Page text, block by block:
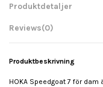
Produktdetaljer
Reviews(0)
Produktbeskrivning
HOKA Speedgoat 7 för